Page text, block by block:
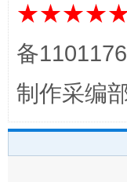
东山县通报“牛
备
制作采编